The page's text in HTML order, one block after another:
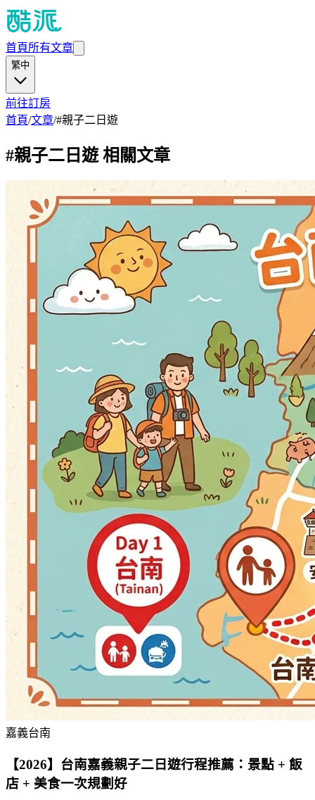
首頁所有文章
繁中
前往訂房
首頁/文章/#親子二日遊
#親子二日遊 相關文章
嘉義台南
【2026】台南嘉義親子二日遊行程推薦：景點 + 飯
店 + 美食一次規劃好